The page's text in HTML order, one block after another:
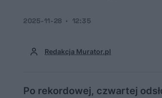
Redakcja Murator.pl
2025-11-28 12:35
Po rekordowej, czwartej